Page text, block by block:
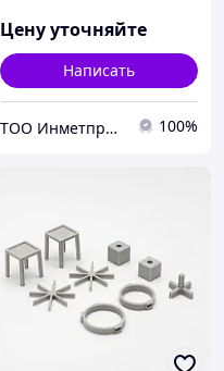
Цену уточняйте
Написать
ТОО Инметпром 100%